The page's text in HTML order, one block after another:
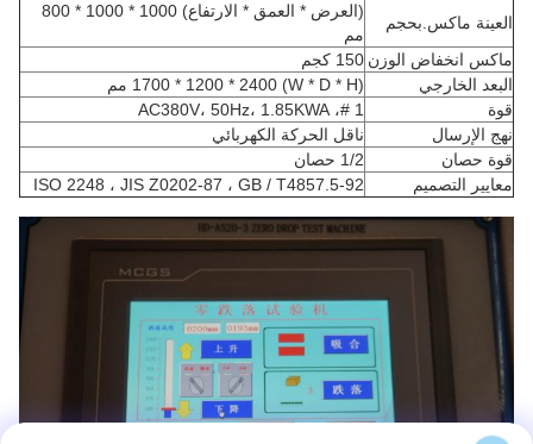
العينة ماكس.بحجم
(العرض * العمق * الارتفاع) 1000 * 1000 * 800
مم
ماكس انخفاض الوزن 150 كجم
البعد الخارجي
(W * D * H) 1700 * 1200 * 2400 مم
قوة
1 #، AC380V، 50Hz، 1.85KWA
نهج الإرسال
ناقل الحركة الكهربائي
قوة حصان
1/2 حصان
معايير التصميم
ISO 2248 ، JIS Z0202-87 ، GB / T4857.5-92